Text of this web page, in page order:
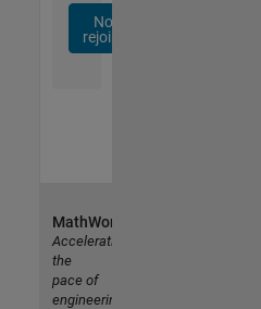
Nous
rejoindre
MathWorks
Accelerating
the
pace of
engineering